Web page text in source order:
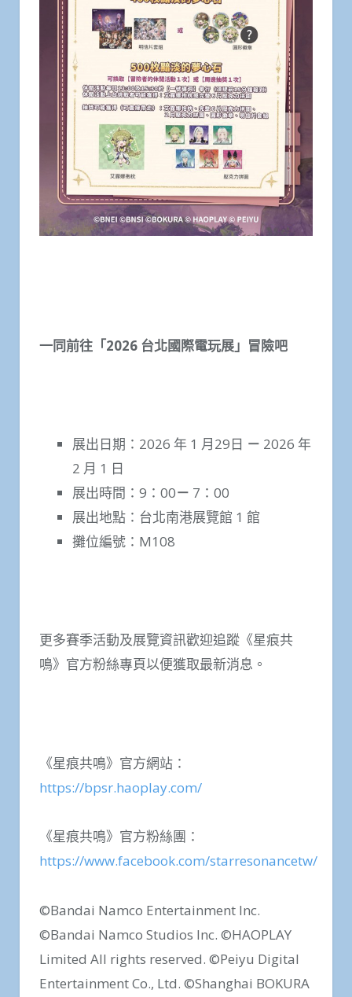
一同前往「2026 台北國際電玩展」冒險吧
展出日期：2026 年 1 月29日 － 2026 年
2 月 1 日
展出時間：9：00－ 7：00
展出地點：台北南港展覽館 1 館
攤位編號：M108
更多賽季活動及展覽資訊歡迎追蹤《星痕共
鳴》官方粉絲專頁以便獲取最新消息。
《星痕共鳴》官方網站：
https://bpsr.haoplay.com/
《星痕共鳴》官方粉絲團：
https://www.facebook.com/starresonancetw/
©Bandai Namco Entertainment Inc.
©Bandai Namco Studios Inc. ©HAOPLAY
Limited All rights reserved. ©Peiyu Digital
Entertainment Co., Ltd. ©Shanghai BOKURA